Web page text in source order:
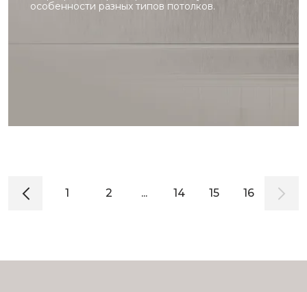
особенности разных типов потолков.
1 2 ... 14 15 16 17